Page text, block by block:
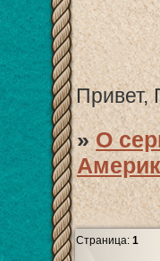
Привет,
»О
Страница:1